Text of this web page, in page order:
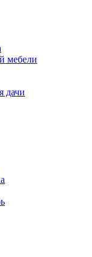
мебели
дачи